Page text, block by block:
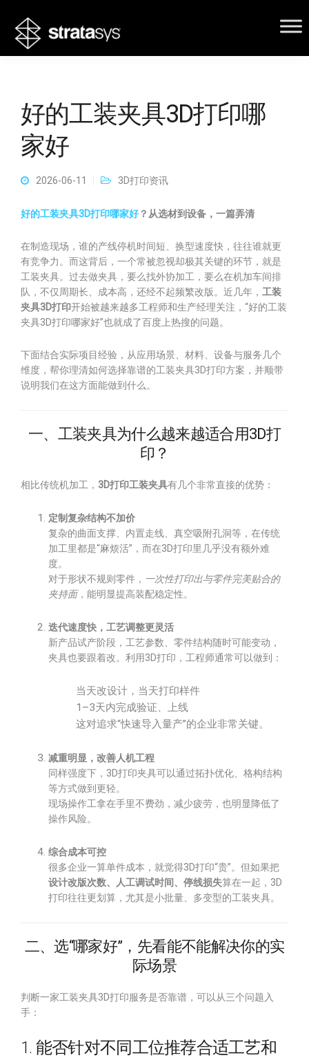
好的工装夹具3D打印哪
家好
2026-06-11 3D打印资讯
好的工装夹具3D打印哪家好 ？从选材到设备，一篇弄清
在制造现场，谁的产线停机时间短、换型速度快，往往谁就更
有竞争力。而这背后，一个常被忽视却极其关键的环节，就是
工装夹具。过去做夹具，要么找外协加工，要么在机加车间排
队，不仅周期长、成本高，还经不起频繁改版。近几年， 工装
夹具3D打印开始被越来越多工程师和生产经理关注，“好的工装
夹具3D打印哪家好”也就成了百度上热搜的问题。
下面结合实际项目经验，从应用场景、材料、设备与服务几个
维度，帮你理清如何选择靠谱的工装夹具3D打印方案，并顺带
说明我们在这方面能做到什么。
一、工装夹具为什么越来越适合用3D打
印？
相比传统机加工， 3D打印工装夹具有几个非常直接的优势：
定制复杂结构不加价
复杂的曲面支撑、内置走线、真空吸附孔洞等，在传统
加工里都是“麻烦活”，而在3D打印里几乎没有额外难
度。
对于形状不规则零件， 一次性打印出与零件完美贴合的
夹持面，能明显提高装配稳定性。
迭代速度快，工艺调整更灵活
新产品试产阶段，工艺参数、零件结构随时可能变动，
夹具也要跟着改。利用3D打印，工程师通常可以做到：
当天改设计，当天打印样件
1–3天内完成验证、上线
这对追求“快速导入量产”的企业非常关键。
减重明显，改善人机工程
同样强度下，3D打印夹具可以通过拓扑优化、格构结构
等方式做到更轻。
现场操作工拿在手里不费劲，减少疲劳，也明显降低了
操作风险。
综合成本可控
很多企业一算单件成本，就觉得3D打印“贵”。但如果把
设计改版次数、人工调试时间、停线损失算在一起，3D
打印往往更划算，尤其是小批量、多变型的工装夹具。
二、选“哪家好”，先看能不能解决你的实
际场景
判断一家工装夹具3D打印服务是否靠谱，可以从三个问题入
手：
1. 能否针对不同工位推荐合适工艺和